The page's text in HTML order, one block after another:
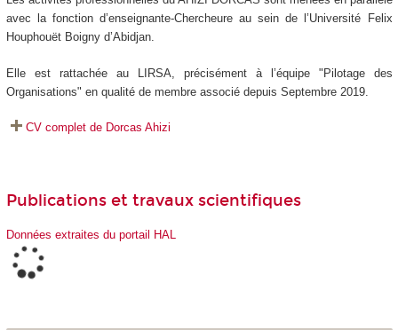
avec la fonction d’enseignante-Chercheure au sein de l’Université Felix
Houphouët Boigny d’Abidjan.
Elle est rattachée au LIRSA, précisément à l’équipe "Pilotage des
Organisations" en qualité de membre associé depuis Septembre 2019.
CV complet de Dorcas Ahizi
Publications et travaux scientifiques
Données extraites du portail HAL